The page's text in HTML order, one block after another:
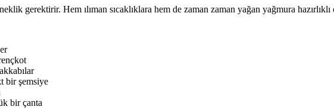
gerektirir. Hem ılıman sıcaklıklara hem de zaman zaman yağan yağmura
bir şemsiye
bir çanta